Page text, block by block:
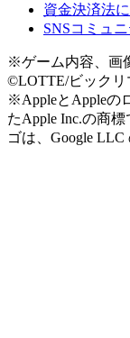
資金決済法
SNSコミュ
※ゲーム内容、画
©LOTTE/ビックリ
※AppleとAppleの
たApple Inc.の商
ゴは、Google LLC